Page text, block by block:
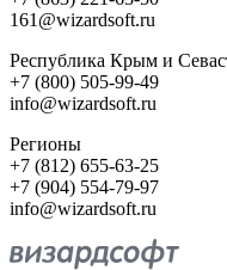
161@wizardsoft.ru
Республика Крым и
+7 (800) 505-99-49
info@wizardsoft.ru
Регионы
+7 (812) 655-63-25
+7 (904) 554-79-97
info@wizardsoft.ru